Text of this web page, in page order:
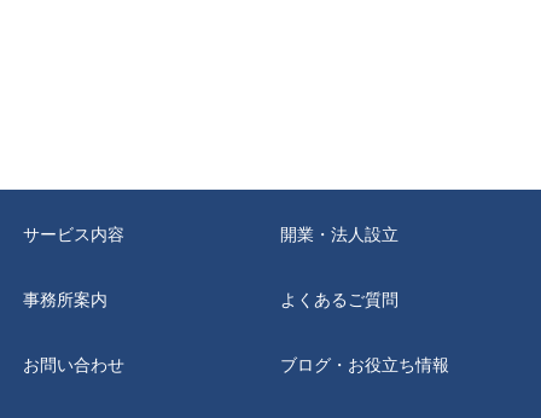
サービス内容 開業・法人設立
事務所案内 よくあるご質問
お問い合わせ ブログ・お役立ち情報